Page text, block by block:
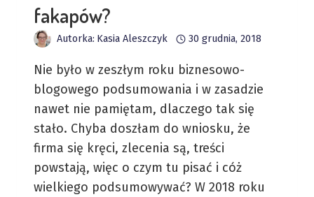
fakapów?
Autorka: Kasia Aleszczyk 30 grudnia, 2018
Nie było w zeszłym roku biznesowo-
blogowego podsumowania i w zasadzie
nawet nie pamiętam, dlaczego tak się
stało. Chyba doszłam do wniosku, że
firma się kręci, zlecenia są, treści
powstają, więc o czym tu pisać i cóż
wielkiego podsumowywać? W 2018 roku